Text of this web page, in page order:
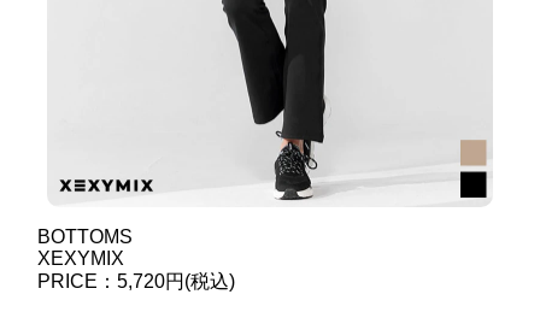
BOTTOMS
XEXYMIX
PRICE：5,720円(税込)